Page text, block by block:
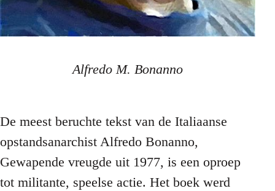
Alfredo M. Bonanno
De meest beruchte tekst van de Italiaanse
opstandsanarchist Alfredo Bonanno,
Gewapende vreugde uit 1977, is een oproep
tot militante, speelse actie. Het boek werd